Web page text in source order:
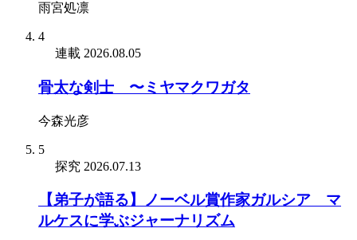
雨宮処凛
4
連載 2026.08.05
骨太な剣士 〜ミヤマクワガタ
今森光彦
5
探究 2026.07.13
【弟子が語る】ノーベル賞作家ガルシア゠マ
ルケスに学ぶジャーナリズム